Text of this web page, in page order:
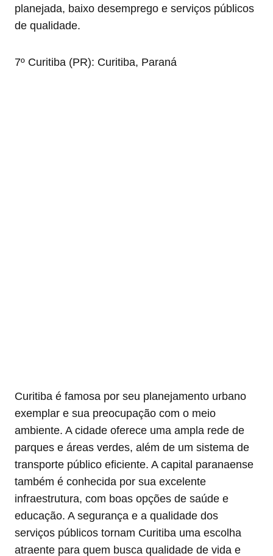
planejada, baixo desemprego e serviços públicos
de qualidade.
7º Curitiba (PR): Curitiba, Paraná
Curitiba é famosa por seu planejamento urbano
exemplar e sua preocupação com o meio
ambiente. A cidade oferece uma ampla rede de
parques e áreas verdes, além de um sistema de
transporte público eficiente. A capital paranaense
também é conhecida por sua excelente
infraestrutura, com boas opções de saúde e
educação. A segurança e a qualidade dos
serviços públicos tornam Curitiba uma escolha
atraente para quem busca qualidade de vida e